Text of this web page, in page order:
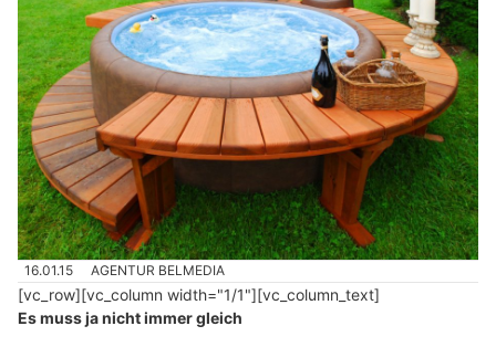
16.01.15 AGENTUR BELMEDIA
[vc_row][vc_column width="1/1"][vc_column_text]
Es muss ja nicht immer gleich